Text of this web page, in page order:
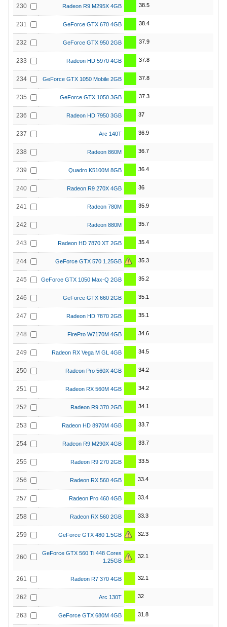
230 Radeon R9 M295X 4GB 38.5
231 GeForce GTX 670 4GB 38.4
232 GeForce GTX 950 2GB 37.9
233 Radeon HD 5970 4GB 37.8
234 GeForce GTX 1050 Mobile 2GB 37.8
235 GeForce GTX 1050 3GB 37.3
236 Radeon HD 7950 3GB 37
237 Arc 140T 36.9
238 Radeon 860M 36.7
239 Quadro K5100M 8GB 36.4
240 Radeon R9 270X 4GB 36
241 Radeon 780M 35.9
242 Radeon 880M 35.7
243 Radeon HD 7870 XT 2GB 35.4
244 GeForce GTX 570 1.25GB 35.3
245 GeForce GTX 1050 Max-Q 2GB 35.2
246 GeForce GTX 660 2GB 35.1
247 Radeon HD 7870 2GB 35.1
248 FirePro W7170M 4GB 34.6
249 Radeon RX Vega M GL 4GB 34.5
250 Radeon Pro 560X 4GB 34.2
251 Radeon RX 560M 4GB 34.2
252 Radeon R9 370 2GB 34.1
253 Radeon HD 8970M 4GB 33.7
254 Radeon R9 M290X 4GB 33.7
255 Radeon R9 270 2GB 33.5
256 Radeon RX 560 4GB 33.4
257 Radeon Pro 460 4GB 33.4
258 Radeon RX 560 2GB 33.3
259 GeForce GTX 480 1.5GB 32.3
260
GeForce GTX 560 Ti 448 Cores
1.25GB
32.1
261 Radeon R7 370 4GB 32.1
262 Arc 130T 32
263 GeForce GTX 680M 4GB 31.8